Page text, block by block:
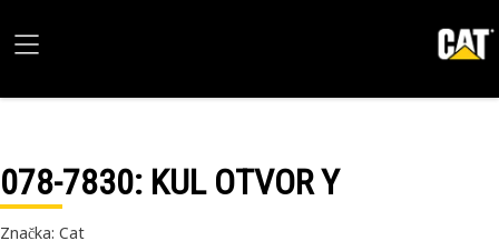
078-7830: KUL OTVOR Y
Značka: Cat